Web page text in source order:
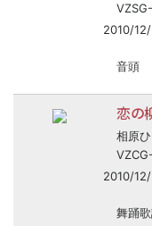
2010/
音頭
恋の
相原
2010/
舞踊